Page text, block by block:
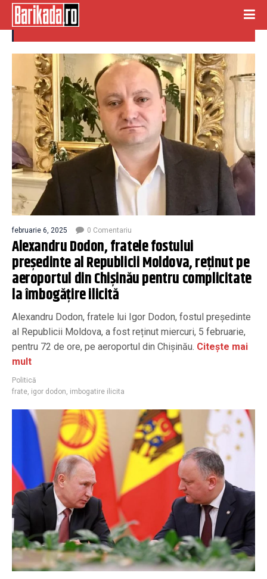
igor dodon
februarie 6, 2025 0 Comentariu
Alexandru Dodon, fratele fostului
președinte al Republicii Moldova, reținut pe
aeroportul din Chişinău pentru complicitate
la îmbogățire ilicită
Alexandru Dodon, fratele lui Igor Dodon, fostul președinte
al Republicii Moldova, a fost reținut miercuri, 5 februarie,
pentru 72 de ore, pe aeroportul din Chişinău. Citește mai
mult
Politică
frate, igor dodon, imbogatire ilicita